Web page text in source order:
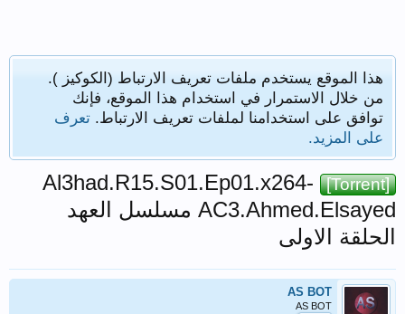
هذا الموقع يستخدم ملفات تعريف الارتباط (الكوكيز ).
من خلال الاستمرار في استخدام هذا الموقع، فإنك
توافق على استخدامنا لملفات تعريف الارتباط. تعرف
على المزيد.
[Torrent]
Al3had.R15.S01.Ep01.x264-
AC3.Ahmed.Elsayed مسلسل العهد
الحلقة الاولى
AS BOT
AS BOT